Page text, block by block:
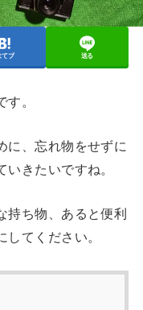
てブ 送る
。
に、忘れ物をせずに
きたいですね。
持ち物、あると便利
てください。